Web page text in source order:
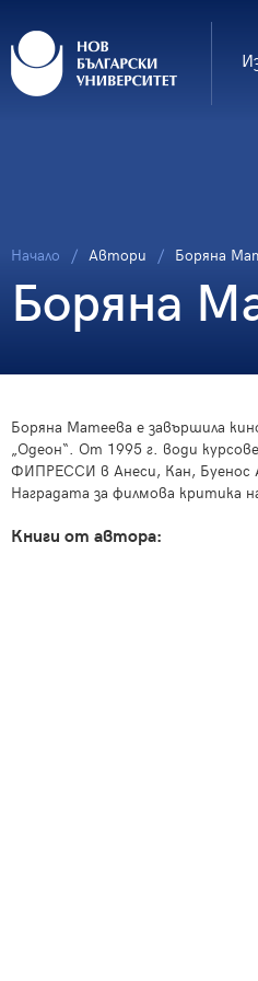
Начало Автори Боряна
Боряна
Боряна Матеева е завършила
„Одеон“. От 1995 г. води
ФИПРЕССИ в Анеси, Кан, Буенос
Наградата за филмова критика
Книги от автора: